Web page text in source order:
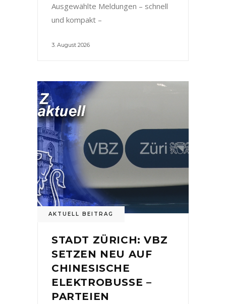
Ausgewählte Meldungen – schnell
und kompakt –
3. August 2026
AKTUELL BEITRAG
STADT ZÜRICH: VBZ
SETZEN NEU AUF
CHINESISCHE
ELEKTROBUSSE –
PARTEIEN